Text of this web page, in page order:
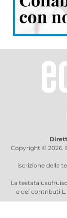
Copyright © 2026,
iscrizione della
La testata
e dei contributi